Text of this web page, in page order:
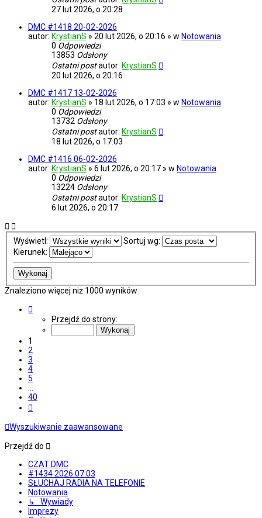
27 lut 2026, o 20:28
DMC #1418 20-02-2026
autor: KrystianS » 20 lut 2026, o 20:16 » w Notowania
0 Odpowiedzi
13853 Odsłony
Ostatni postautor: KrystianS
20 lut 2026, o 20:16
DMC #1417 13-02-2026
autor: KrystianS » 18 lut 2026, o 17:03 » w Notowania
0 Odpowiedzi
13732 Odsłony
Ostatni postautor: KrystianS
18 lut 2026, o 17:03
DMC #1416 06-02-2026
autor: KrystianS » 6 lut 2026, o 20:17 » w Notowania
0 Odpowiedzi
13224 Odsłony
Ostatni postautor: KrystianS
6 lut 2026, o 20:17
Wyświetl:
Sortuj wg:
Kierunek:
Znaleziono więcej niż 1000 wyników
Przejdź do strony:
1
2
3
4
5
40
Wyszukiwanie zaawansowane
Przejdź do
CZAT DMC
#1434 2026.07.03
SŁUCHAJ RADIA NA TELEFONIE
Notowania
↳ Wywiady
Imprezy